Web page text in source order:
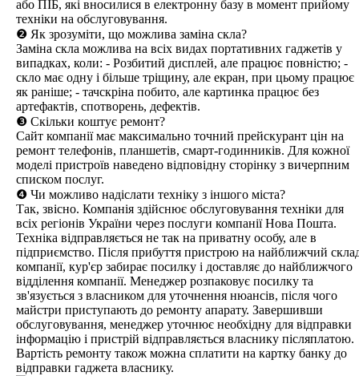
або ПІБ, які вносилися в електронну базу в момент прийому
техніки на обслуговування.
❷ Як зрозуміти, що можлива заміна скла?
Заміна скла можлива на всіх видах портативних гаджетів у
випадках, коли: - Розбитий дисплей, але працює повністю; -
скло має одну і більше тріщину, але екран, при цьому працює
як раніше; - тачскріна побито, але картинка працює без
артефактів, спотворень, дефектів.
❸ Скільки коштує ремонт?
Сайт компанії має максимально точний прейскурант цін на
ремонт телефонів, планшетів, смарт-годинників. Для кожної
моделі пристроїв наведено відповідну сторінку з вичерпним
списком послуг.
❹ Чи можливо надіслати техніку з іншого міста?
Так, звісно. Компанія здійснює обслуговування техніки для
всіх регіонів України через послуги компанії Нова Пошта.
Техніка відправляється не так на приватну особу, але в
підприємство. Після прибуття пристрою на найближчий
компанії, кур'єр забирає посилку і доставляє до найближчого
відділення компанії. Менеджер розпаковує посилку та
зв'язується з власником для уточнення нюансів, після чого
майстри приступають до ремонту апарату. Завершивши
обслуговування, менеджер уточнює необхідну для відправки
інформацію і пристрій відправляється власнику післяплатою.
Вартість ремонту також можна сплатити на картку банку до
відправки гаджета власнику.